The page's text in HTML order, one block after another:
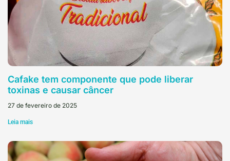
Cafake tem componente que pode liberar
toxinas e causar câncer
27 de fevereiro de 2025
Leia mais